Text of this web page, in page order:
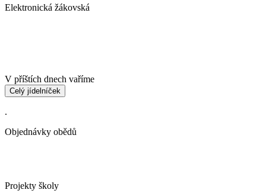
Elektronická žákovská
V příštích dnech vaříme
Celý jídelníček
.
Objednávky obědů
Projekty školy